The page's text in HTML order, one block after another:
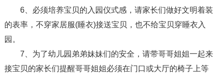
6、必须培养宝贝的入园仪式感，请家长们做好文明着装
的表率，不穿家居服(睡衣)接送宝贝，也不给宝贝穿睡衣入
园。
7、为了幼儿园弟弟妹妹们的安全，请带哥哥姐姐一起来
接宝贝的家长们提醒哥哥姐姐必须在门口或大厅的椅子上等